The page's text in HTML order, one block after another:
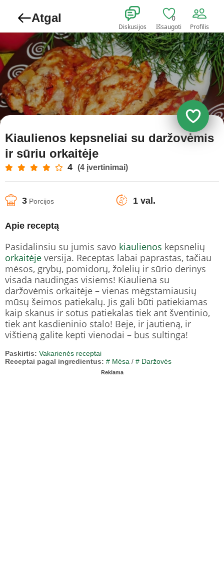
Atgal
Diskusijos
0
Išsaugoti Profilis
Kiaulienos kepsneliai su daržovėmis
ir sūriu orkaitėje
4 (4 įvertinimai)
3 Porcijos 1 val.
Apie receptą
Pasidalinsiu su jumis savo kiaulienos kepsnelių
orkaitėje versija. Receptas labai paprastas, tačiau
mėsos, grybų, pomidorų, žolelių ir sūrio derinys
visada naudingas visiems! Kiauliena su
daržovėmis orkaitėje – vienas mėgstamiausių
mūsų šeimos patiekalų. Jis gali būti patiekiamas
kaip skanus ir sotus patiekalas tiek ant šventinio,
tiek ant kasdieninio stalo! Beje, ir jautieną, ir
vištieną galite kepti vienodai – bus sultinga!
Paskirtis: Vakarienės receptai
Receptai pagal ingredientus: # Mėsa / # Daržovės
Reklama